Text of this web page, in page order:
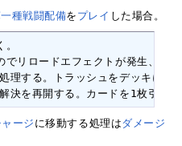
種戦闘配備を プレイ した場合。
リロードエフェクトが発生、効
する。トラッシュをデッキにし
決を再開する。カードを1枚引き
ージ に移動する処理はダメージ